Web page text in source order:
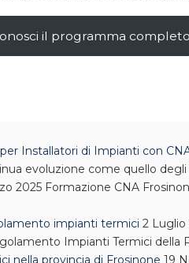
il programma completo
Installatori di Impianti con
evoluzione come quello
2025 Formazione CNA
impianti termici 2 Luglio
Impianti Termici della
nella provincia di Frosinone 19